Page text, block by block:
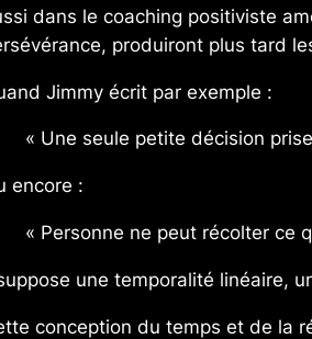
dans le coaching positiviste
produiront plus tard
Jimmy écrit par exemple :
« Une seule petite décision
encore :
« Personne ne peut récolter ce
une temporalité linéaire,
conception du temps et de la